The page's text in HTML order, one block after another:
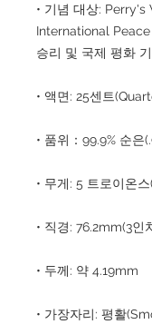
• 기념 대상:
International
승리 및 국제 평화
• 액면: 25센트
• 품위：99.9% 순은
• 무게: 5 트로이온
• 직경: 76.2mm(3인
• 두께: 약 4.19mm
• 가장자리: 평활